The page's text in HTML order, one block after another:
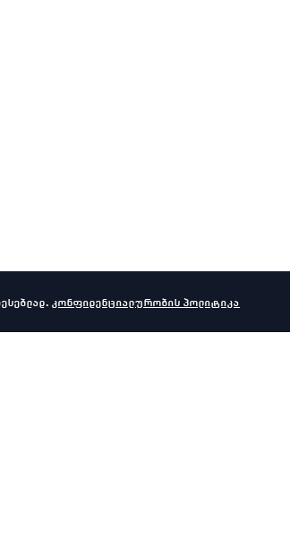
კონფიდენციალურობის პოლიტიკა